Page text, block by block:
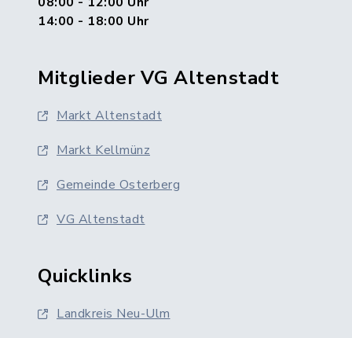
14:00 - 18:00 Uhr
Mitglieder VG Altenstadt
Markt Altenstadt
Markt Kellmünz
Gemeinde Osterberg
VG Altenstadt
Quicklinks
Landkreis Neu-Ulm